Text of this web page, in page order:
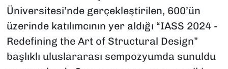
Üniversitesi’nde gerçekleştirilen, 600’ün
üzerinde katılımcının yer aldığı “IASS 2024 -
Redefining the Art of Structural Design”
başlıklı uluslararası sempozyumda sunuldu